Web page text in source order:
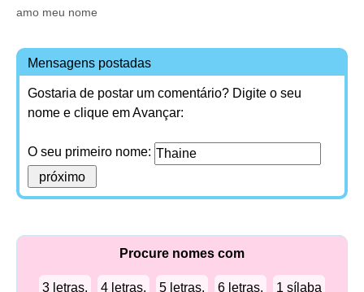
amo meu nome
Mensagens postadas
Gostaria de postar um comentário? Digite o seu
nome e clique em Avançar:
O seu primeiro nome:
Procure nomes com
3 letras. 4 letras. 5 letras. 6 letras. 1 sílaba